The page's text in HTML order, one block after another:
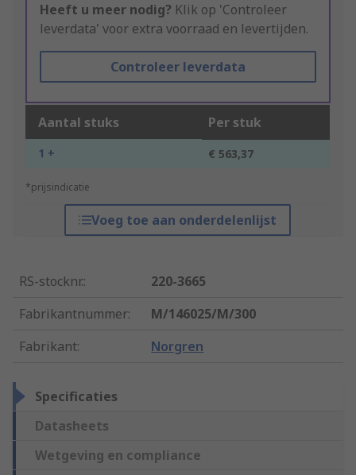
Heeft u meer nodig? Klik op 'Controleer
leverdata' voor extra voorraad en levertijden.
Controleer leverdata
Aantal stuks Per stuk
1 + € 563,37
*prijsindicatie
Voeg toe aan onderdelenlijst
RS-stocknr.:
220-3665
Fabrikantnummer:
M/146025/M/300
Fabrikant: Norgren
Specificaties
Datasheets
Wetgeving en compliance